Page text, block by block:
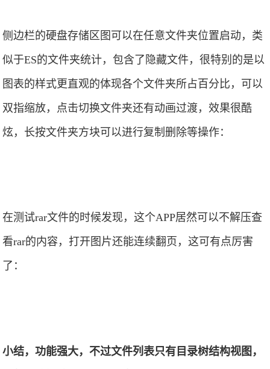
侧边栏的硬盘存储区图可以在任意文件夹位置启动，类
似于ES的文件夹统计，包含了隐藏文件，很特别的是以
图表的样式更直观的体现各个文件夹所占百分比，可以
双指缩放，点击切换文件夹还有动画过渡，效果很酷
炫，长按文件夹方块可以进行复制删除等操作：
在测试rar文件的时候发现，这个APP居然可以不解压查
看rar的内容，打开图片还能连续翻页，这可有点厉害
了：
小结，功能强大，不过文件列表只有目录树结构视图，